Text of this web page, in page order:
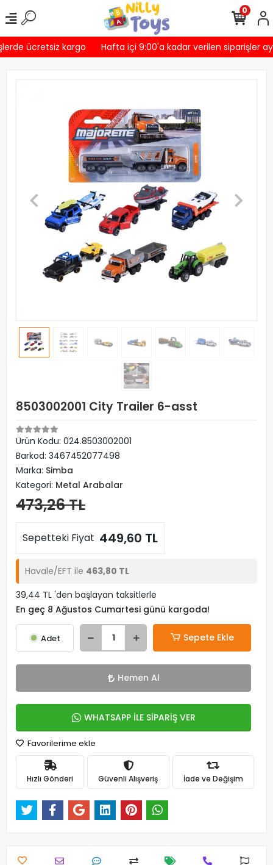
ücretsiz kargo Hafta içi 9:00'a kadar verilen siparişler
0
8503002001 City Trailer 6-asst
Ürün Kodu: 024.8503002001
Barkod: 3467452077498
Marka: Simba
Kategori: Metal Arabalar
473,26 TL
Sepetteki Fiyat 449,60 TL
Havale/EFT ile 463,80 TL
39,44 TL 'den başlayan taksitlerle
En geç 8 Ağustos Cumartesi günü kargoda!
Adet Sepete Ekle
Hemen Al
WHATSAPP İLE SİPARİŞ VER
Favorilerime ekle
Hızlı Gönderi Güvenli Alışveriş İade ve Değişim